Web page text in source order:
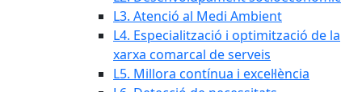
L3. Atenció al Medi Ambient
L4. Especialització i optimització de la
xarxa comarcal de serveis
L5. Millora contínua i excel·lència